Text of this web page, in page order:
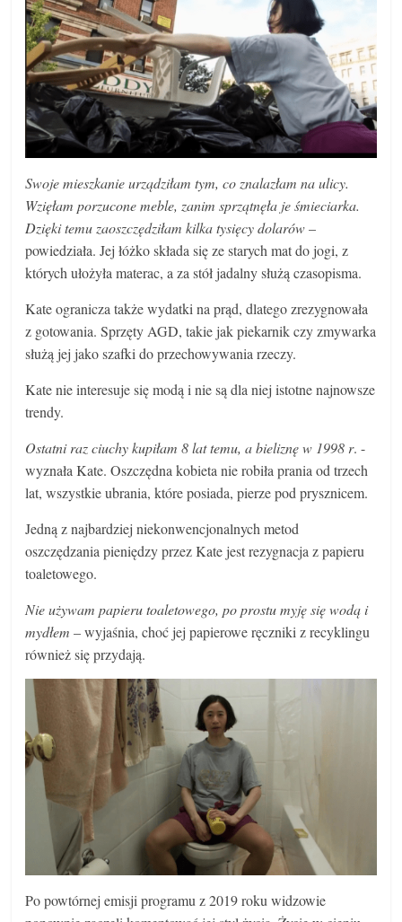
Swoje mieszkanie urządziłam tym, co znalazłam na ulicy.
Wzięłam porzucone meble, zanim sprzątnęła je śmieciarka.
Dzięki temu zaoszczędziłam kilka tysięcy dolarów–
powiedziała. Jej łóżko składa się ze starych mat do jogi, z
których ułożyła materac, a za stół jadalny służą czasopisma.
Kate ogranicza także wydatki na prąd, dlatego zrezygnowała
z gotowania. Sprzęty AGD, takie jak piekarnik czy zmywarka
służą jej jako szafki do przechowywania rzeczy.
Kate nie interesuje się modą i nie są dla niej istotne najnowsze
trendy.
Ostatni raz ciuchy kupiłam 8 lat temu, a bieliznę w 1998 r. -
wyznała Kate. Oszczędna kobieta nie robiła prania od trzech
lat, wszystkie ubrania, które posiada, pierze pod prysznicem.
Jedną z najbardziej niekonwencjonalnych metod
oszczędzania pieniędzy przez Kate jest rezygnacja z papieru
toaletowego.
Nie używam papieru toaletowego, po prostu myję się wodą i
mydłem– wyjaśnia, choć jej papierowe ręczniki z recyklingu
również się przydają.
Po powtórnej emisji programu z 2019 roku widzowie